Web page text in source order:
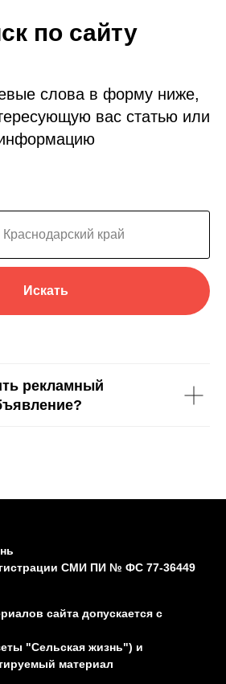
по сайту
слова в форму ниже,
вас статью или
Искать
рекламный
СМИ ПИ № ФС 77-36449
сайта допускается с
"Сельская жизнь") и
материал